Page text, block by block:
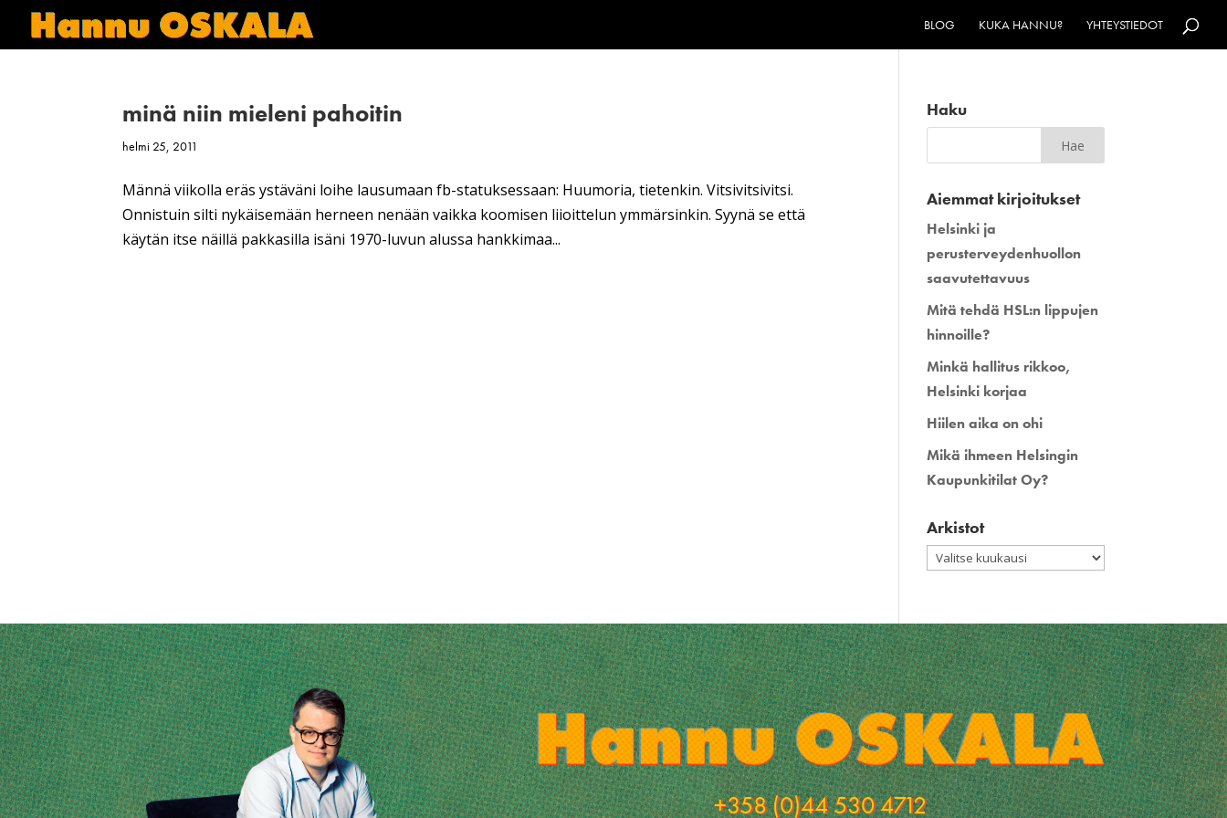
BLOG KUKA HANNU? YHTEYSTIEDOT
minä niin mieleni pahoitin
helmi 25, 2011
Männä viikolla eräs ystäväni loihe lausumaan fb-statuksessaan: Huumoria, tietenkin. Vitsivitsivitsi.
Onnistuin silti nykäisemään herneen nenään vaikka koomisen liioittelun ymmärsinkin. Syynä se että
käytän itse näillä pakkasilla isäni 1970-luvun alussa hankkimaa...
Haku
Aiemmat kirjoitukset
Helsinki ja
perusterveydenhuollon
saavutettavuus
Mitä tehdä HSL:n lippujen
hinnoille?
Minkä hallitus rikkoo,
Helsinki korjaa
Hiilen aika on ohi
Mikä ihmeen Helsingin
Kaupunkitilat Oy?
Arkistot
Arkistot
+358 (0)44 530 4712